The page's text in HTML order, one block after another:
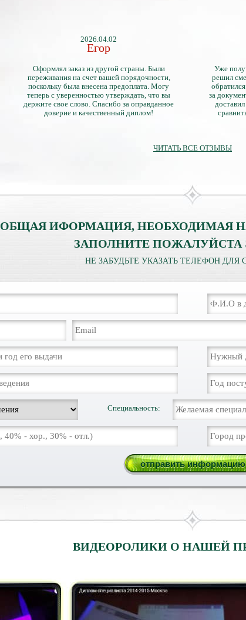
2026.04.02
Егор
Оформлял заказ из другой страны. Были
переживания на счет вашей порядочности,
поскольку была внесена предоплата. Могу
теперь с уверенностью утверждать, что вы
держите свое слово. Спасибо за оправданное
доверие и качественный диплом!
Уже
решил
за
ЧИТАТЬ ВСЕ ОТЗЫВЫ
ОБЩАЯ ИФОРМАЦИЯ, НЕОБХОДИМАЯ
ЗАПОЛНИТЕ ПОЖАЛУЙСТА
НЕ ЗАБУДЬТЕ УКАЗАТЬ ТЕЛЕФОН ДЛЯ
Специальность:
ВИДЕОРОЛИКИ О НАШЕЙ